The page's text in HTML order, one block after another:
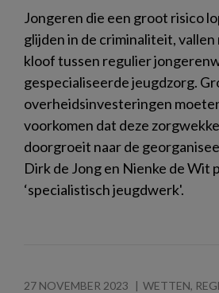
Jongeren die een groot risico
glijden in de criminaliteit, vallen
kloof tussen regulier
gespecialiseerde jeugdzorg.
overheidsinvesteringen
voorkomen dat deze
doorgroeit naar de
Dirk de Jong en Nienke de Wit
‘specialistisch jeugdwerk'.
27 NOVEMBER 2023
WETTEN,